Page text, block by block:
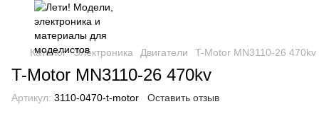
Каталог Электроника Двигатели T-Motor MN3110-26 470kv
T-Motor MN3110-26 470kv
Артикул: 3110-0470-t-motor Оставить отзыв